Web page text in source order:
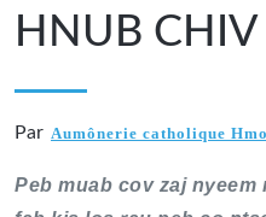
HNUB
Par Aumônerie catholique
Peb muab cov zaj nyeem